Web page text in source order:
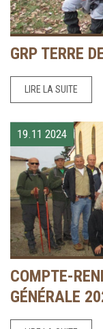
GRP TERRE
LIRE LA SUITE
19.11 2024
COMPTE-
GÉNÉRALE